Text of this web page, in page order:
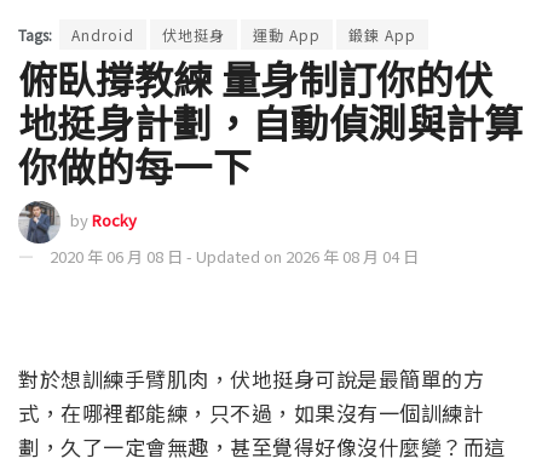
Tags: Android 伏地挺身 運動 App 鍛鍊 App
俯臥撐教練 量身制訂你的伏
地挺身計劃，自動偵測與計算
你做的每一下
byRocky
2020 年 06 月 08 日 - Updated on 2026 年 08 月 04 日
對於想訓練手臂肌肉，伏地挺身可說是最簡單的方
式，在哪裡都能練，只不過，如果沒有一個訓練計
劃，久了一定會無趣，甚至覺得好像沒什麼變？而這